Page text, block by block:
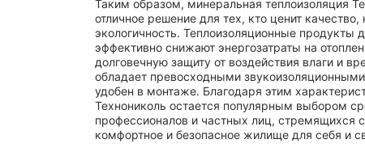
Таким образом, минеральная теплоизоляция
отличное решение для тех, кто ценит
экологичность. Теплоизоляционные продукты
эффективно снижают энергозатраты на
долговечную защиту от воздействия влаги и
обладает превосходными
удобен в монтаже. Благодаря этим
Технониколь остается популярным выбором
профессионалов и частных лиц, стремящихся
комфортное и безопасное жилище для себя и